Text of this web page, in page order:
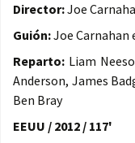
Director:Joe
Guión:Joe Carnahan
Reparto: Liam
Anderson, James
Ben Bray
EEUU / 2012 / 117'